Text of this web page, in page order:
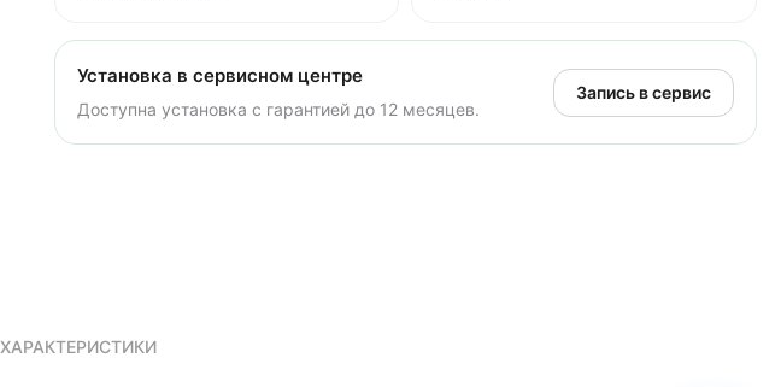
Установка в сервисном центре
Доступна установка с гарантией до 12 месяцев.
Запись в сервис
ХАРАКТЕРИСТИКИ